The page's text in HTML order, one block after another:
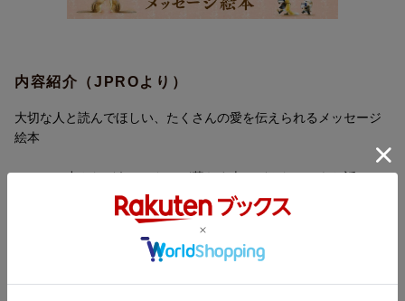
内容紹介（JPROより）
大切な人と読んでほしい、たくさんの愛を伝えられるメッセージ
絵本
ここは、小さなどうぶつたちが暮らす森。どんなことをお話しし
ているのかのぞいてみたら…… そこは、やさしさであふれていま
した。「かなしい きもちはね、ふたを しなくて いいんだよ。」
「あなたは、よいこ。なにかを じょうずに できなくても。みんな
と 同じように できなくても。」つらいとき、心細いとき、いつも